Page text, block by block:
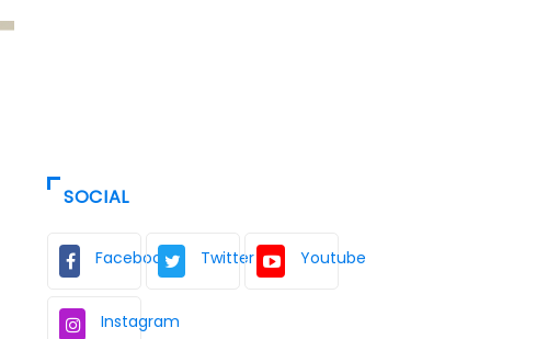
SOCIAL
Facebook Twitter Youtube
Instagram